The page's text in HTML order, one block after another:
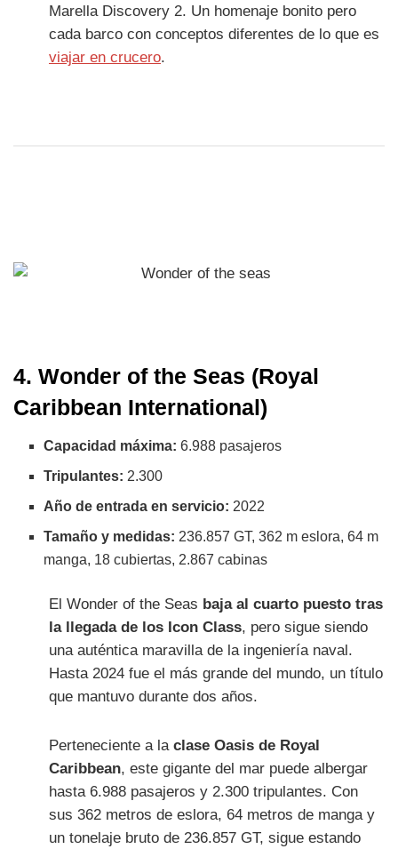
Marella Discovery 2. Un homenaje bonito pero
cada barco con conceptos diferentes de lo que es
viajar en crucero.
4. Wonder of the Seas (Royal
Caribbean International)
Capacidad máxima: 6.988 pasajeros
Tripulantes: 2.300
Año de entrada en servicio: 2022
Tamaño y medidas: 236.857 GT, 362 m eslora, 64 m
manga, 18 cubiertas, 2.867 cabinas
El Wonder of the Seas baja al cuarto puesto tras
la llegada de los Icon Class, pero sigue siendo
una auténtica maravilla de la ingeniería naval.
Hasta 2024 fue el más grande del mundo, un título
que mantuvo durante dos años.
Perteneciente a la clase Oasis de Royal
Caribbean, este gigante del mar puede albergar
hasta 6.988 pasajeros y 2.300 tripulantes. Con
sus 362 metros de eslora, 64 metros de manga y
un tonelaje bruto de 236.857 GT, sigue estando